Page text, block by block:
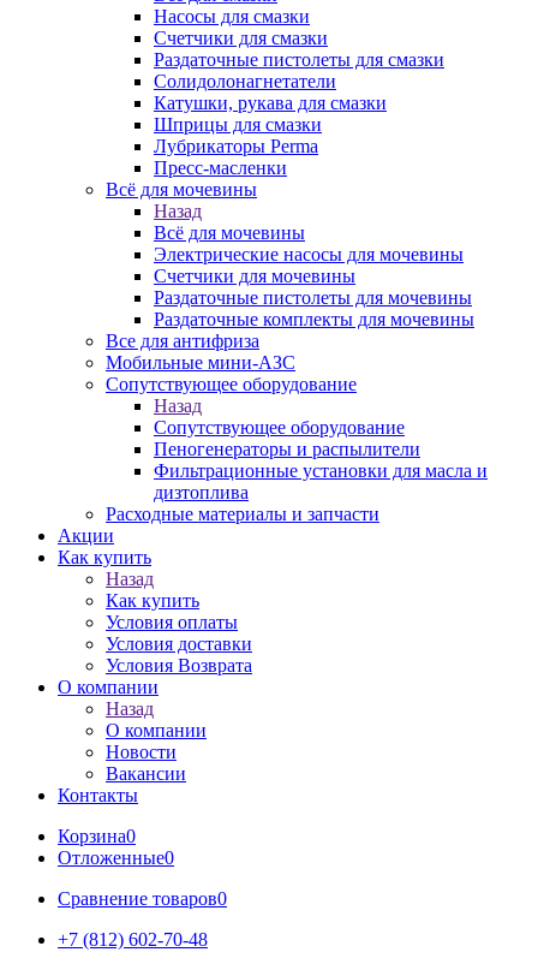
Насосы для смазки
Счетчики для смазки
Раздаточные пистолеты для смазки
Солидолонагнетатели
Катушки, рукава для смазки
Шприцы для смазки
Лубрикаторы Perma
Пресс-масленки
Всё для мочевины
Назад
Всё для мочевины
Электрические насосы для мочевины
Счетчики для мочевины
Раздаточные пистолеты для мочевины
Раздаточные комплекты для мочевины
Все для антифриза
Мобильные мини-АЗС
Сопутствующее оборудование
Назад
Сопутствующее оборудование
Пеногенераторы и распылители
Фильтрационные установки для масла и
дизтоплива
Расходные материалы и запчасти
Акции
Как купить
Назад
Как купить
Условия оплаты
Условия доставки
Условия Возврата
О компании
Назад
О компании
Новости
Вакансии
Контакты
Корзина0
Отложенные0
Сравнение товаров0
+7 (812) 602-70-48